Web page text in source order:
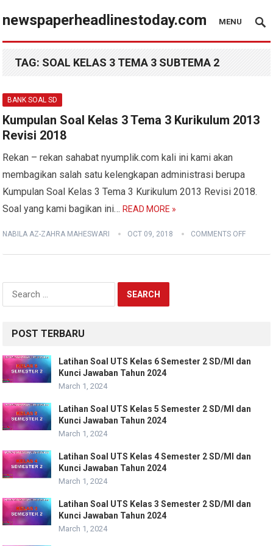
newspaperheadlinestoday.com MENU
TAG: SOAL KELAS 3 TEMA 3 SUBTEMA 2
BANK SOAL SD
Kumpulan Soal Kelas 3 Tema 3 Kurikulum 2013
Revisi 2018
Rekan – rekan sahabat nyumplik.com kali ini kami akan
membagikan salah satu kelengkapan administrasi berupa
Kumpulan Soal Kelas 3 Tema 3 Kurikulum 2013 Revisi 2018.
Soal yang kami bagikan ini…READ MORE »
NABILA AZ-ZAHRA MAHESWARI OCT 09, 2018 COMMENTS OFF
Search
for:
POST TERBARU
Latihan Soal UTS Kelas 6 Semester 2 SD/MI dan
Kunci Jawaban Tahun 2024
March 1, 2024
Latihan Soal UTS Kelas 5 Semester 2 SD/MI dan
Kunci Jawaban Tahun 2024
March 1, 2024
Latihan Soal UTS Kelas 4 Semester 2 SD/MI dan
Kunci Jawaban Tahun 2024
March 1, 2024
Latihan Soal UTS Kelas 3 Semester 2 SD/MI dan
Kunci Jawaban Tahun 2024
March 1, 2024